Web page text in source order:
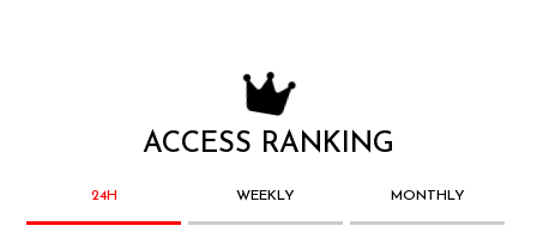
ACCESS RANKING
24H WEEKLY MONTHLY